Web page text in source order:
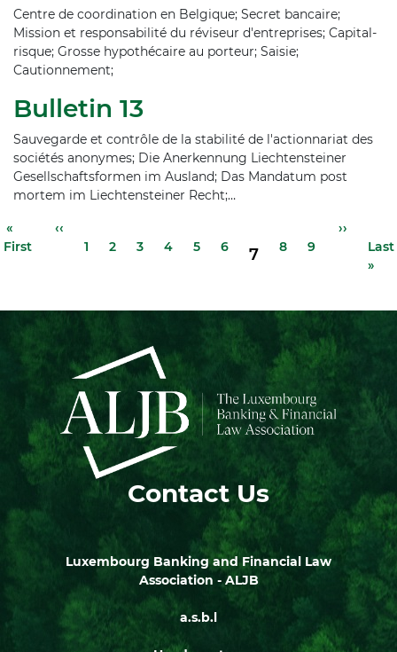
Centre de coordination en Belgique; Secret bancaire;
Mission et responsabilité du réviseur d'entreprises; Capital-
risque; Grosse hypothécaire au porteur; Saisie;
Cautionnement;
Bulletin 13
Sauvegarde et contrôle de la stabilité de l'actionnariat des
sociétés anonymes; Die Anerkennung Liechtensteiner
Gesellschaftsformen im Ausland; Das Mandatum post
mortem im Liechtensteiner Recht;…
Pagination
First
page
«
First
Previous
page
‹‹
1
2
3
4
5
6
7
8
Page
9
Next
page
››
Last
»
Contact Us
Luxembourg Banking and Financial Law
Association - ALJB
a.s.b.l